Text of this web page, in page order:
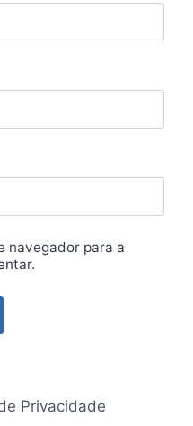
navegador para a
Privacidade